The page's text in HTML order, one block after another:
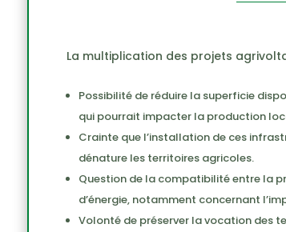
La multiplication des projets
Possibilité de réduire la superficie
qui pourrait impacter la production
Crainte que l’installation de ces
dénature les territoires agricoles.
Question de la compatibilité entre la
d’énergie, notamment concernant
Volonté de préserver la vocation des